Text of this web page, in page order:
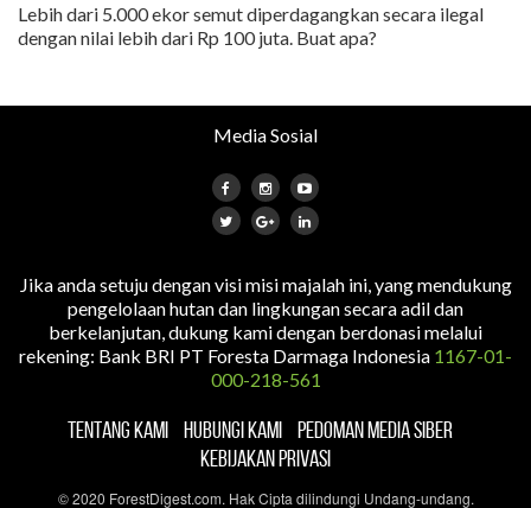
Lebih dari 5.000 ekor semut diperdagangkan secara ilegal
dengan nilai lebih dari Rp 100 juta. Buat apa?
Media Sosial
Jika anda setuju dengan visi misi majalah ini, yang mendukung
pengelolaan hutan dan lingkungan secara adil dan
berkelanjutan, dukung kami dengan berdonasi melalui
rekening: Bank BRI PT Foresta Darmaga Indonesia 1167-01-
000-218-561
TENTANG KAMI HUBUNGI KAMI
PEDOMAN MEDIA SIBER
KEBIJAKAN PRIVASI
© 2020 ForestDigest.com. Hak Cipta dilindungi Undang-undang.